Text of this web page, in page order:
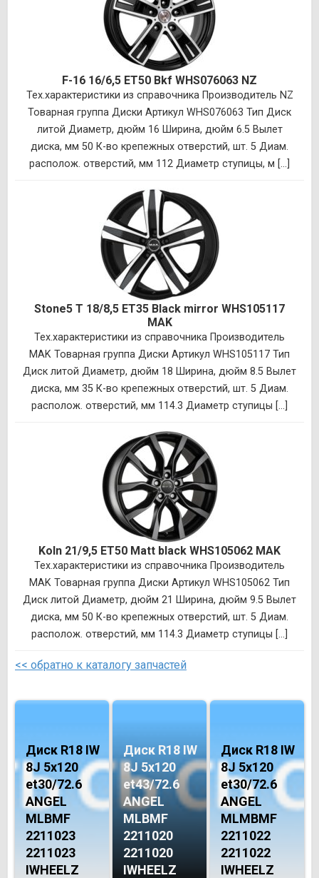
F-16 16/6,5 ET50 Bkf WHS076063 NZ
Тех.характеристики из справочника Производитель NZ
Товарная группа Диски Артикул WHS076063 Тип Диск
литой Диаметр, дюйм 16 Ширина, дюйм 6.5 Вылет
диска, мм 50 К-во крепежных отверстий, шт. 5 Диам.
располож. отверстий, мм 112 Диаметр ступицы, м [...]
Stone5 T 18/8,5 ET35 Black mirror WHS105117
MAK
Тех.характеристики из справочника Производитель
MAK Товарная группа Диски Артикул WHS105117 Тип
Диск литой Диаметр, дюйм 18 Ширина, дюйм 8.5 Вылет
диска, мм 35 К-во крепежных отверстий, шт. 5 Диам.
располож. отверстий, мм 114.3 Диаметр ступицы [...]
Koln 21/9,5 ET50 Matt black WHS105062 MAK
Тех.характеристики из справочника Производитель
MAK Товарная группа Диски Артикул WHS105062 Тип
Диск литой Диаметр, дюйм 21 Ширина, дюйм 9.5 Вылет
диска, мм 50 К-во крепежных отверстий, шт. 5 Диам.
располож. отверстий, мм 114.3 Диаметр ступицы [...]
<< обратно к каталогу запчастей
Диск R18 IW
8J 5х120
et30/72.6
ANGEL
MLBMF
2211023
2211023
IWHEELZ
Диск R18 IW
8J 5х120
et43/72.6
ANGEL
MLBMF
2211020
2211020
IWHEELZ
Диск R18 IW
8J 5х120
et30/72.6
ANGEL
MLMBMF
2211022
2211022
IWHEELZ